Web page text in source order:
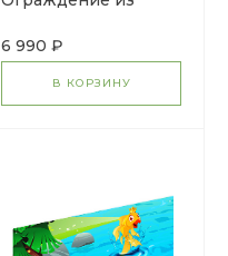
90.16.01-01
6 990 ₽
В КОРЗИНУ